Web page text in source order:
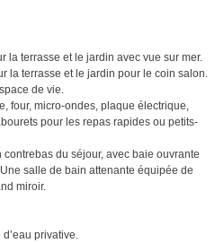
la terrasse et le jardin avec vue sur mer.
la terrasse et le jardin pour le coin salon.
de vie.
four, micro-ondes, plaque électrique,
pour les repas rapides ou petits-
du séjour, avec baie ouvrante
salle de bain attenante équipée de
miroir.
privative.